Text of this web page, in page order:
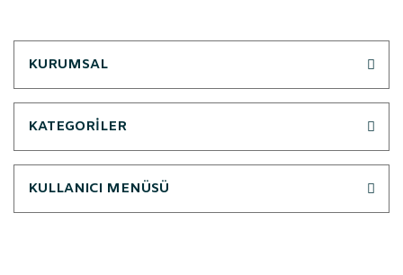
KURUMSAL
KATEGORİLER
KULLANICI MENÜSÜ